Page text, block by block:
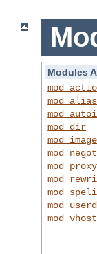
Modules
mod_alias
mod_dir
mod_proxy